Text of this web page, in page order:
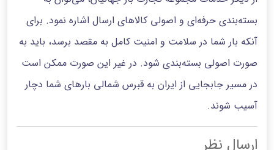
بسته‌بندی حرفه‌ای و اصولی کالاهای ارسال اشاره نمود. برای
آنکه بار شما در سلامت و امنیت کامل به مقصد برسد، باید به
صورت اصولی بسته‌بندی شود. در غیر این صورت ممکن است
در مسیر جابجایی از ایران به قبرس شمالی بارهای شما دچار
آسیب شوند.
ارسال نظر